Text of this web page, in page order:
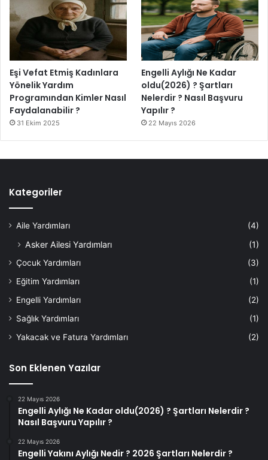
Eşi Vefat Etmiş Kadınlara
Yönelik Yardım
Programından Kimler Nasıl
Faydalanabilir ?
31 Ekim 2025
Engelli Aylığı Ne Kadar
oldu(2026) ? Şartları
Nelerdir ? Nasıl Başvuru
Yapılır ?
22 Mayıs 2026
Kategoriler
Aile Yardımları (4)
Asker Ailesi Yardımları (1)
Çocuk Yardımları
(3)
Eğitim Yardımları
(1)
Engelli Yardımları
(2)
Sağlık Yardımları
(1)
Yakacak ve Fatura Yardımları
(2)
Son Eklenen Yazılar
22 Mayıs 2026
Engelli Aylığı Ne Kadar oldu(2026) ? Şartları Nelerdir ?
Nasıl Başvuru Yapılır ?
22 Mayıs 2026
Engelli Yakını Aylığı Nedir ? 2026 Şartları Nelerdir ?